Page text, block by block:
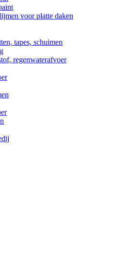
voor platte daken
tapes, schuimen
regenwaterafvoer